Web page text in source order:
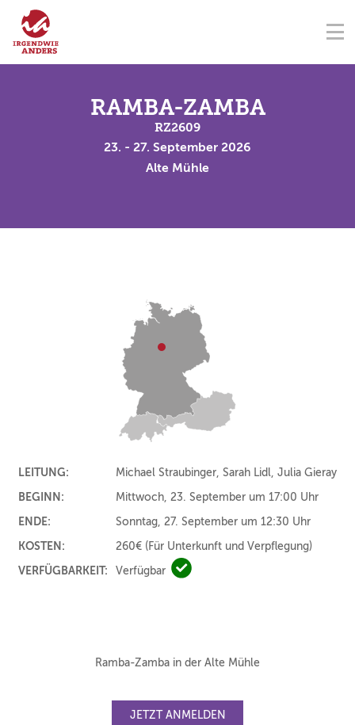
NAVIGATION ÜBERSPRINGEN
ÜBER UNS
AKADEMIE
RAMBA-ZAMBA
RZ2609
23. - 27. September 2026
Alte Mühle
LEITUNG:
Michael Straubinger, Sarah Lidl, Julia Gieray
BEGINN:
Mittwoch, 23. September um 17:00 Uhr
ENDE:
Sonntag, 27. September um 12:30 Uhr
KOSTEN:
260€ (Für Unterkunft und Verpflegung)
VERFÜGBARKEIT:
Verfügbar Verfügbar
Ramba-Zamba in der Alte Mühle
JETZT ANMELDEN